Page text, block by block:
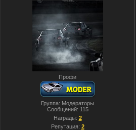
Профи
Группа: Модераторы
Сообщений: 115
Награды: 2
Репутация: 2